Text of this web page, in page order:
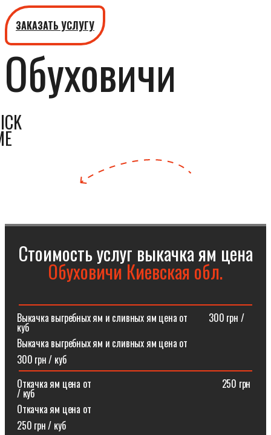
ЗАКАЗАТЬ УСЛУГУ
Обуховичи
Стоимость услуг выкачка ям цена
Обуховичи Киевская обл.
Выкачка выгребных ям и сливных ям цена от⠀⠀⠀300 грн /
куб
Выкачка выгребных ям и сливных ям цена от
300 грн / куб
Откачка ям цена от ⠀⠀⠀⠀⠀⠀⠀⠀⠀⠀⠀⠀⠀⠀⠀⠀⠀⠀250 грн
/ куб
Откачка ям цена от
250 грн / куб